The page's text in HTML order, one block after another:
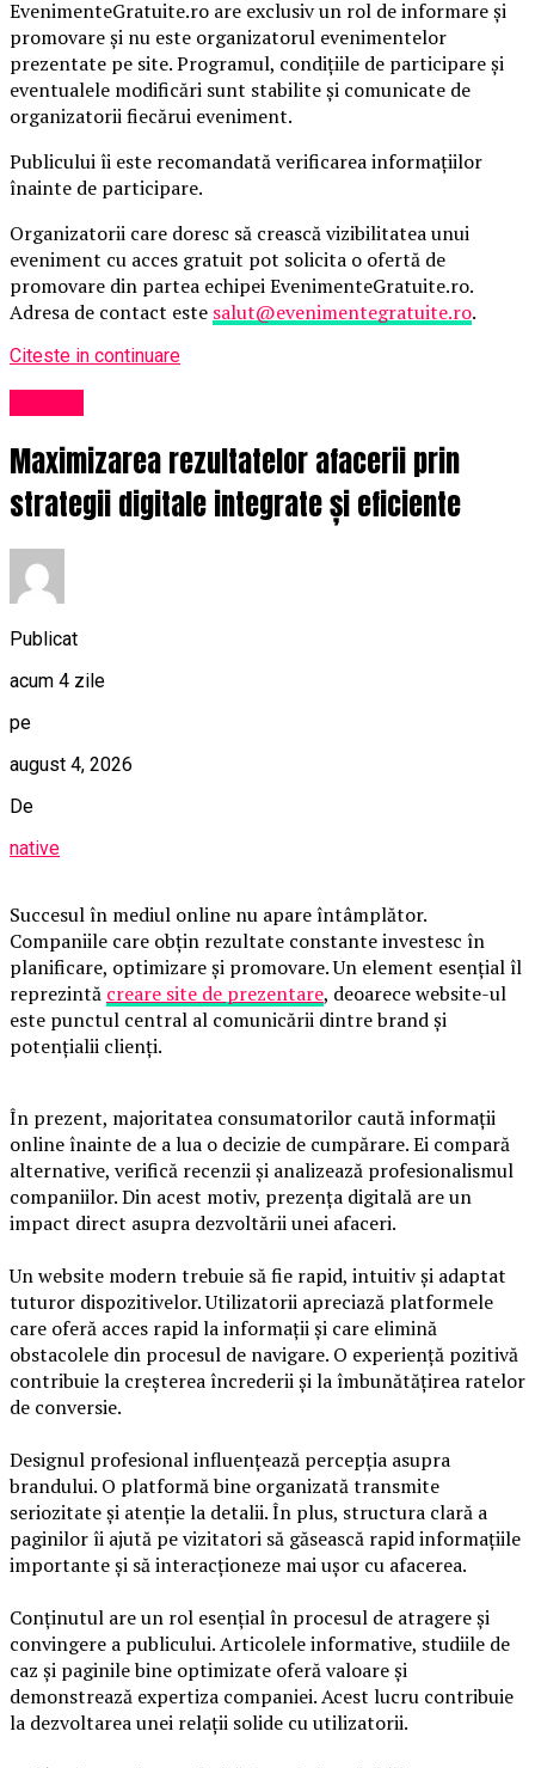
EvenimenteGratuite.ro are exclusiv un rol de informare și
promovare și nu este organizatorul evenimentelor
prezentate pe site. Programul, condițiile de participare și
eventualele modificări sunt stabilite și comunicate de
organizatorii fiecărui eveniment.
Publicului îi este recomandată verificarea informațiilor
înainte de participare.
Organizatorii care doresc să crească vizibilitatea unui
eveniment cu acces gratuit pot solicita o ofertă de
promovare din partea echipei EvenimenteGratuite.ro.
Adresa de contact este salut@evenimentegratuite.ro.
Citeste in continuare
Maximizarea rezultatelor afacerii prin
strategii digitale integrate și eficiente
Publicat
acum 4 zile
pe
august 4, 2026
De
native
Succesul în mediul online nu apare întâmplător.
Companiile care obțin rezultate constante investesc în
planificare, optimizare și promovare. Un element esențial îl
reprezintă creare site de prezentare, deoarece website-ul
este punctul central al comunicării dintre brand și
potențialii clienți.
În prezent, majoritatea consumatorilor caută informații
online înainte de a lua o decizie de cumpărare. Ei compară
alternative, verifică recenzii și analizează profesionalismul
companiilor. Din acest motiv, prezența digitală are un
impact direct asupra dezvoltării unei afaceri.
Un website modern trebuie să fie rapid, intuitiv și adaptat
tuturor dispozitivelor. Utilizatorii apreciază platformele
care oferă acces rapid la informații și care elimină
obstacolele din procesul de navigare. O experiență pozitivă
contribuie la creșterea încrederii și la îmbunătățirea ratelor
de conversie.
Designul profesional influențează percepția asupra
brandului. O platformă bine organizată transmite
seriozitate și atenție la detalii. În plus, structura clară a
paginilor îi ajută pe vizitatori să găsească rapid informațiile
importante și să interacționeze mai ușor cu afacerea.
Conținutul are un rol esențial în procesul de atragere și
convingere a publicului. Articolele informative, studiile de
caz și paginile bine optimizate oferă valoare și
demonstrează expertiza companiei. Acest lucru contribuie
la dezvoltarea unei relații solide cu utilizatorii.